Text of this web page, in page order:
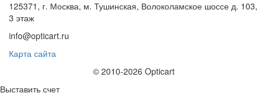
125371, г. Москва, м. Тушинская, Волоколамское шоссе д. 103,
3 этаж
info@opticart.ru
Карта сайта
© 2010-2026 Opticart
Выставить счет